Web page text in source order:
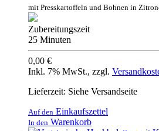
mit Presskartoffeln und Bohnen in
Zubereitungszeit
25 Minuten
0,00 €
Inkl. 7% MwSt., zzgl.
Lieferzeit: Siehe Versandseite
Auf den Einkaufszettel
In den Warenkorb